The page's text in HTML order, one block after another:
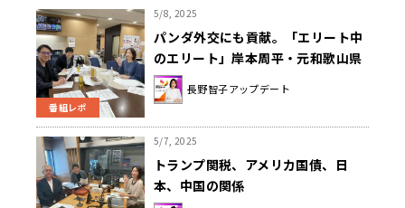
番組レポ
5/8, 2025
パンダ外交にも貢献。「エリート中
のエリート」岸本周平・元和歌山県
知事の経歴
長野智子アップデート
5/7, 2025
トランプ関税、アメリカ国債、日
本、中国の関係